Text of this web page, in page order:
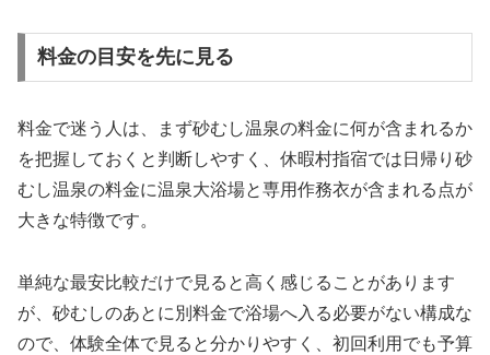
料金の目安を先に見る
料金で迷う人は、まず砂むし温泉の料金に何が含まれるか
を把握しておくと判断しやすく、休暇村指宿では日帰り砂
むし温泉の料金に温泉大浴場と専用作務衣が含まれる点が
大きな特徴です。
単純な最安比較だけで見ると高く感じることがあります
が、砂むしのあとに別料金で浴場へ入る必要がない構成な
ので、体験全体で見ると分かりやすく、初回利用でも予算